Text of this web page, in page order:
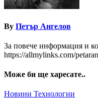
By Петър Ангелов
За повече информация и
https://allmylinks.com/
Може би ще харесате..
Новини Технологии